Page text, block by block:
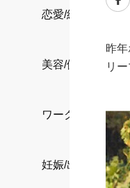
恋愛/結婚/離婚
美容/健康
ワークスタイル
妊娠/出産/家族
昨
リ